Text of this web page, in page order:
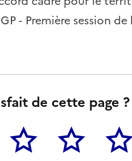
- Première session
de cette page ?
3 4 5